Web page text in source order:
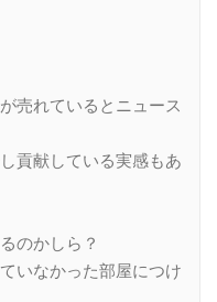
売れているとニュース
貢献している実感もあ
のかしら？
いなかった部屋につけ